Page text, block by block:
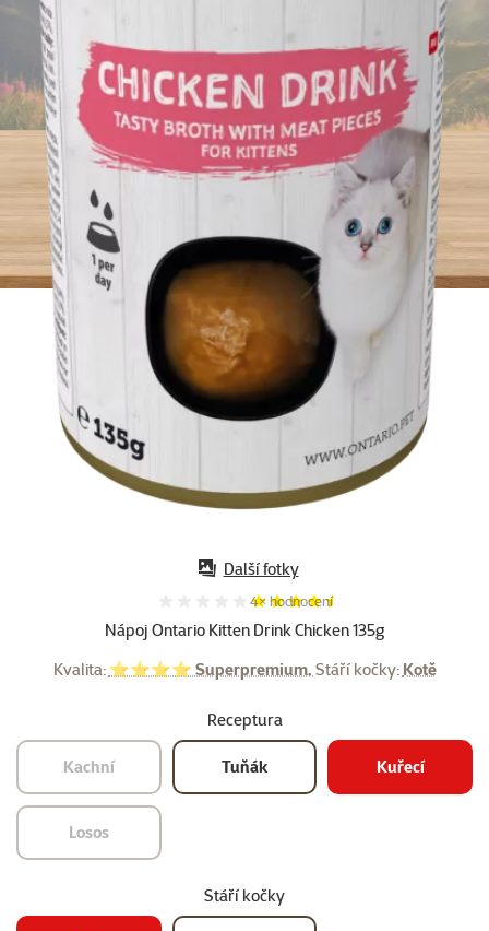
Nápoj Ontario Kitten Drink Chicken 135g
Hodnocení 90%, počet hodnocení:
4× hodnocení
Kvalita: ⭐⭐⭐⭐ Superpremium, Stáří kočky: Kotě
Receptura
Kachní Tuňák Kuřecí
Losos
Stáří kočky
Další fotky